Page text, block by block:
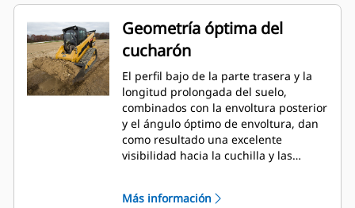
Geometría óptima del
cucharón
El perfil bajo de la parte trasera y la
longitud prolongada del suelo,
combinados con la envoltura posterior
y el ángulo óptimo de envoltura, dan
como resultado una excelente
visibilidad hacia la cuchilla y las
Más información